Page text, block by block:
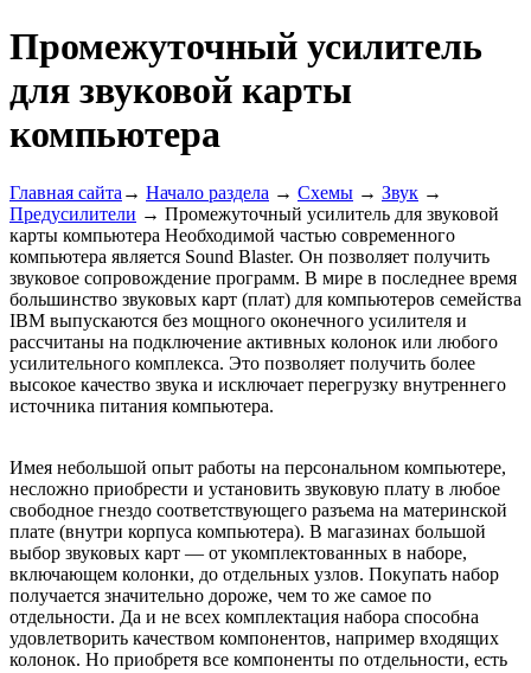
Промежуточный усилитель
для звуковой карты
компьютера
Главная сайта → Начало раздела → Схемы → Звук →
Предусилители → Промежуточный усилитель для звуковой
карты компьютера Необходимой частью современного
компьютера является Sound Blaster. Он позволяет получить
звуковое сопровождение программ. В мире в последнее время
большинство звуковых карт (плат) для компьютеров семейства
IBM выпускаются без мощного оконечного усилителя и
рассчитаны на подключение активных колонок или любого
усилительного комплекса. Это позволяет получить более
высокое качество звука и исключает перегрузку внутреннего
источника питания компьютера.
Имея небольшой опыт работы на персональном компьютере,
несложно приобрести и установить звуковую плату в любое
свободное гнездо соответствующего разъема на материнской
плате (внутри корпуса компьютера). В магазинах большой
выбор звуковых карт — от укомплектованных в наборе,
включающем колонки, до отдельных узлов. Покупать набор
получается значительно дороже, чем то же самое по
отдельности. Да и не всех комплектация набора способна
удовлетворить качеством компонентов, например входящих
колонок. Но приобретя все компоненты по отдельности, есть